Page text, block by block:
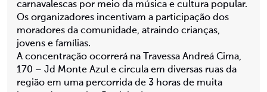
carnavalescas por meio da música e cultura popular.
Os organizadores incentivam a participação dos
moradores da comunidade, atraindo crianças,
jovens e famílias.
A concentração ocorrerá na Travessa Andreá Cima,
170 – Jd Monte Azul e circula em diversas ruas da
região em uma percorrida de 3 horas de muita